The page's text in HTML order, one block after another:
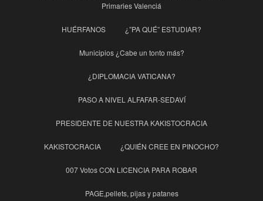
Primaries Valenciá
HUÉRFANOS ¿”PA QUÉ” ESTUDIAR?
Municipios ¿Cabe un tonto más?
¿DIPLOMACIA VATICANA?
PASO A NIVEL ALFAFAR-SEDAVÍ
PRESIDENTE DE NUESTRA KAKISTOCRACIA
KAKISTOCRACIA ¿QUIÉN CREE EN PINOCHO?
007 Votos CON LICENCIA PARA ROBAR
PAGE,pellets, pijas y patanes